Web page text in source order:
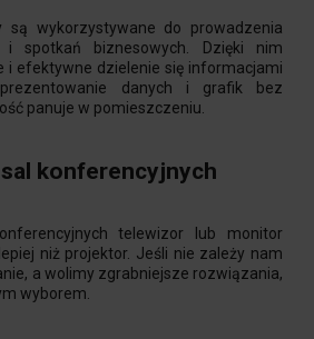
są wykorzystywane do prowadzenia
i spotkań biznesowych. Dzięki nim
i efektywne dzielenie się informacjami
danych i grafik bez
panuje w pomieszczeniu.
konferencyjnych
telewizor lub monitor
niż projektor. Jeśli nie zależy nam
a wolimy zgrabniejsze rozwiązania,
wyborem.